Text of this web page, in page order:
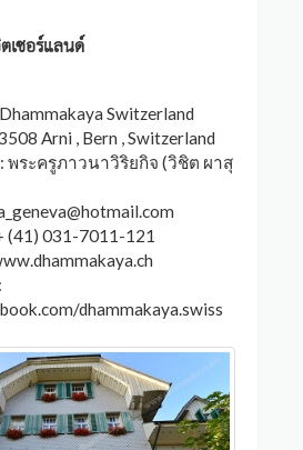
เซอร์แลนด์
Switzerland
Arni , Bern , Switzerland
พระครูภาวนาวิริยกิจ (วิชิต ผาสุ
(41) 031-7011-121
dhammakaya.swiss